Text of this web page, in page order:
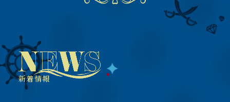
新着情報